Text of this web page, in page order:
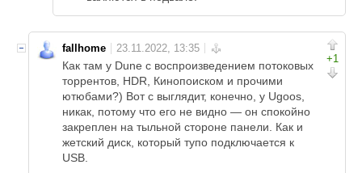
+1
fallhome
Как там у Dune с воспроизведением потоковых
торрентов, HDR, Кинопоиском и прочими
ютюбами?) Вот с выглядит, конечно, у Ugoos,
никак, потому что его не видно — он спокойно
закреплен на тыльной стороне панели. Как и
жетский диск, который тупо подключается к
USB.